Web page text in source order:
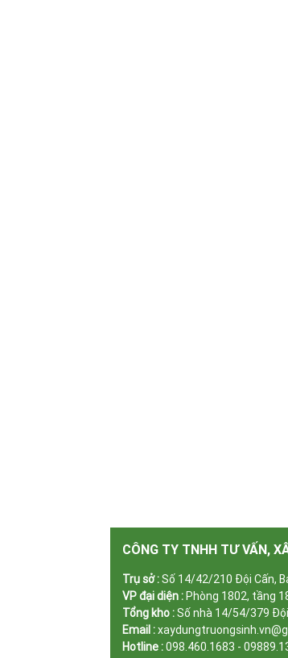
CÔNG TY TNHH TƯ VẤN,
Trụ sở :Số 14/42/210 Đội Cấn,
VP đại diện : Phòng 1802, tầng
Tổng kho :Số nhà 14/54/379 Đội
Email :
Hotline :098.460.1683 -